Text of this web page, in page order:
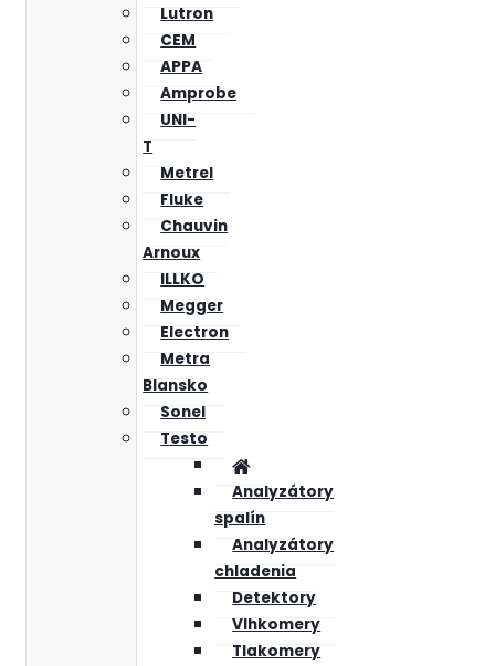
Lutron
CEM
APPA
Amprobe
UNI-
T
Metrel
Fluke
Chauvin
Arnoux
ILLKO
Megger
Electron
Metra
Blansko
Sonel
Testo
Analyzátory
spalín
Analyzátory
chladenia
Detektory
Vlhkomery
Tlakomery